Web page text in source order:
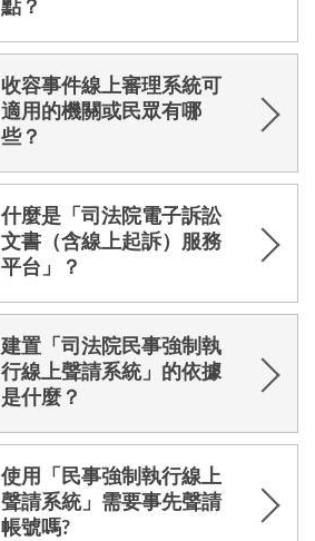
點？
收容事件線上審理系統可
適用的機關或民眾有哪
些？
什麼是「司法院電子訴訟
文書（含線上起訴）服務
平台」？
建置「司法院民事強制執
行線上聲請系統」的依據
是什麼？
使用「民事強制執行線上
聲請系統」需要事先聲請
帳號嗎?